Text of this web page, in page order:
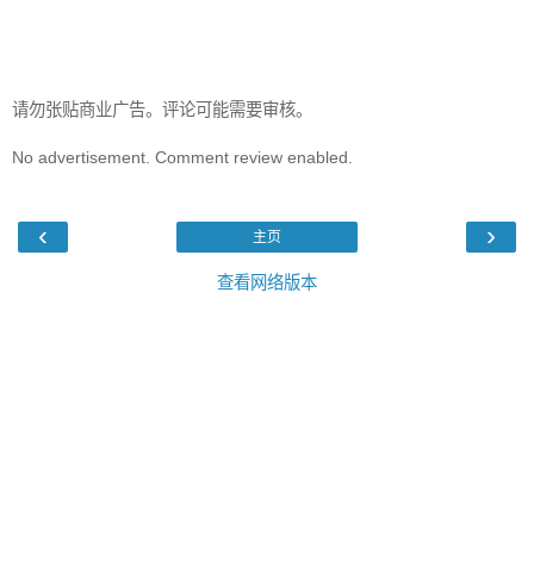
请勿张贴商业广告。评论可能需要审核。
No advertisement. Comment review enabled.
‹ ›
主页
查看网络版本